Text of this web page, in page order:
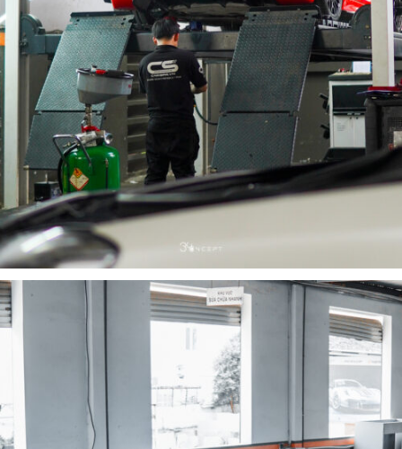
CHĂM SÓC